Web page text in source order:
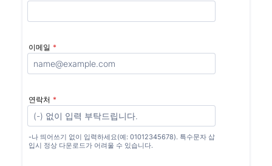
이메일 *
연락처 *
-나 띄어쓰기 없이 입력하세요(예: 01012345678). 특수문자 삽
입시 정상 다운로드가 어려울 수 있습니다.